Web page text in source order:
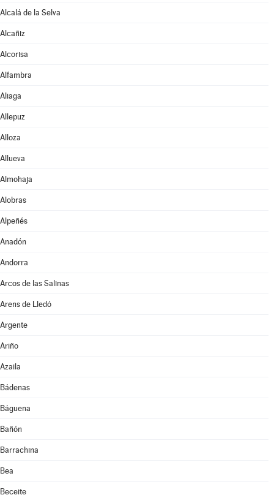
Alcalá de la Selva
Alcañiz
Alcorisa
Alfambra
Aliaga
Allepuz
Alloza
Allueva
Almohaja
Alobras
Alpeñés
Anadón
Andorra
Arcos de las Salinas
Arens de Lledó
Argente
Ariño
Azaila
Bádenas
Báguena
Bañón
Barrachina
Bea
Beceite